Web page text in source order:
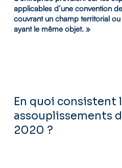
applicables d’une convention
couvrant un champ territorial
ayant le même objet. »
En quoi consistent
assouplissements
2020 ?